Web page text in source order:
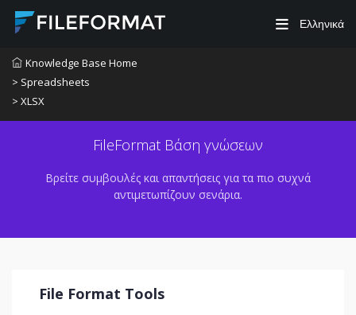
Ελληνικά
Knowledge Base Home
> Spreadsheets
> XLSX
FileFormat Βάση γνώσεων
Βρείτε συμβουλές και απαντήσεις για τα πιο συχνά
αντιμετωπίζουν σενάρια.
File Format Tools